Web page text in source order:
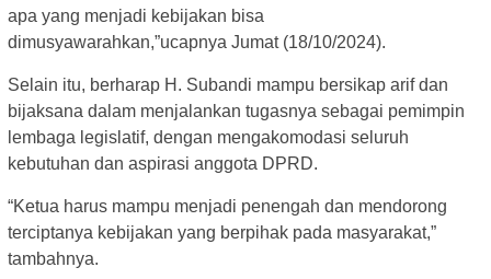
apa yang menjadi kebijakan bisa
dimusyawarahkan,”ucapnya Jumat (18/10/2024).
Selain itu, berharap H. Subandi mampu bersikap arif dan
bijaksana dalam menjalankan tugasnya sebagai pemimpin
lembaga legislatif, dengan mengakomodasi seluruh
kebutuhan dan aspirasi anggota DPRD.
“Ketua harus mampu menjadi penengah dan mendorong
terciptanya kebijakan yang berpihak pada masyarakat,”
tambahnya.